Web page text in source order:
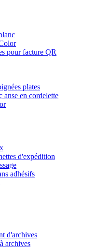
pour facture QR
plates
anse en cordelette
d'expédition
adhésifs
d'archives
archives